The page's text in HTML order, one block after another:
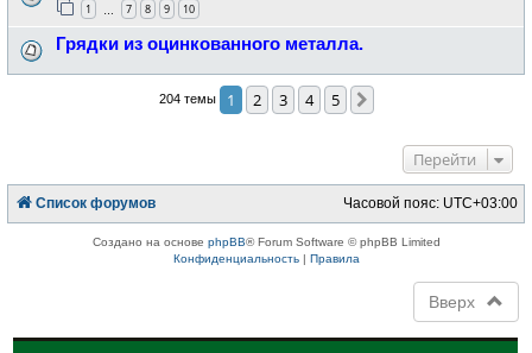
1 7 8 9 10
Грядки из оцинкованного металла.
204 темы 1 2 3 4 5
Перейти
Список форумов Часовой пояс: UTC+03:00
Создано на основе phpBB® Forum Software © phpBB Limited
Конфиденциальность| Правила
Вверх